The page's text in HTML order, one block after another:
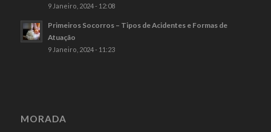
9 Janeiro, 2024 - 12:08
Primeiros Socorros – Tipos de Acidentes e Formas de
Atuação
9 Janeiro, 2024 - 11:23
MORADA